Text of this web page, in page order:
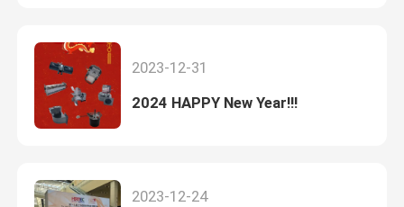
2023-12-31
2024 HAPPY New Year!!!
2023-12-24